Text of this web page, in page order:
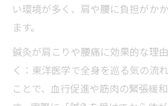
い環境が多く、肩や腰に負担がか
ます。
鍼灸が肩こりや腰痛に効果的な理
く：東洋医学で全身を巡る気の流
ことで、血行促進や筋肉の緊張緩